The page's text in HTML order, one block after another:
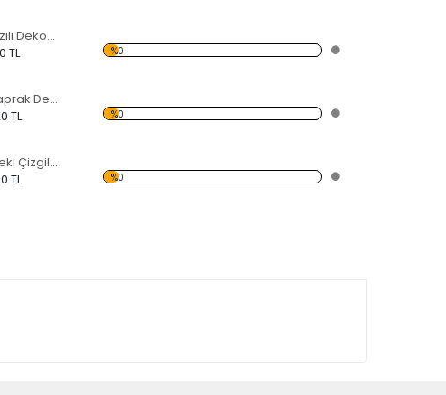
İstanbul Yazılı Dekoratif Kırılmaz Ayna
TL %0
9 Parçalı Yaprak Dekoratif Kırılmaz Ayna
TL %0
Daire İçindeki Çizgiler Dekoratif Kırılmaz Ayna
TL %0